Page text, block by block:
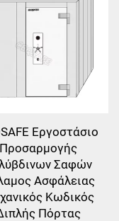
Εργοστάσιο
Προσαρμογής
Σαφών
Ασφάλειας
Κωδικός
Πόρτας